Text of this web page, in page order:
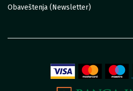
Obaveštenja (Newsletter)